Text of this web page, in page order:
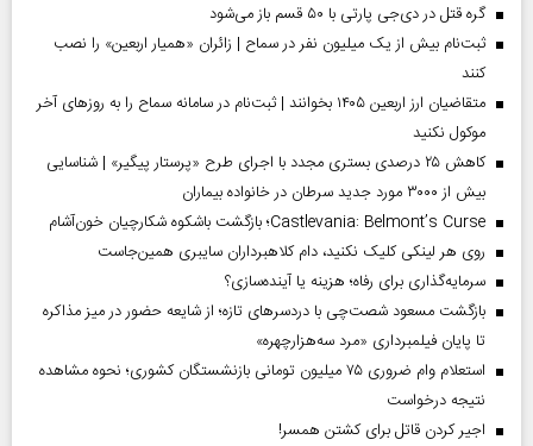
گره قتل در دی‌جی پارتی با ۵۰ قسم باز می‌شود
ثبت‌نام بیش از یک میلیون نفر در سماح | زائران «همیار اربعین» را نصب
کنند
متقاضیان ارز اربعین ۱۴۰۵ بخوانند | ثبت‌نام در سامانه سماح را به روز‌های آخر
موکول نکنید
کاهش ۲۵ درصدی بستری مجدد با اجرای طرح «پرستار پیگیر» | شناسایی
بیش از ۳۰۰۰ مورد جدید سرطان در خانواده بیماران
Castlevania: Belmont’s Curse؛ بازگشت باشکوه شکارچیان خون‌آشام
روی هر لینکی کلیک نکنید، دام کلاهبرداران سایبری همین‌جاست
سرمایه‌گذاری برای رفاه؛ هزینه یا آینده‌سازی؟
بازگشت مسعود شصت‌چی با دردسر‌های تازه؛ از شایعه حضور در میز مذاکره
تا پایان فیلمبرداری «مرد سه‌هزارچهره»
استعلام وام ضروری ۷۵ میلیون تومانی بازنشستگان کشوری؛ نحوه مشاهده
نتیجه درخواست
اجیر کردن قاتل برای کشتن همسر!